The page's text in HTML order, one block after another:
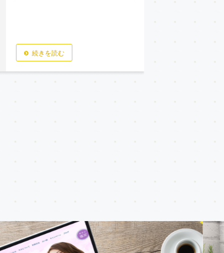
続きを読む